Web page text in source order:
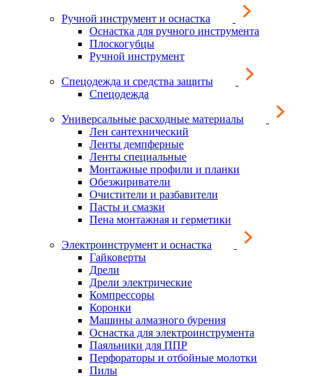
Ручной инструмент и оснастка
Оснастка для ручного инструмента
Плоскогубцы
Ручной инструмент
Спецодежда и средства защиты
Спецодежда
Универсальные расходные материалы
Лен сантехнический
Ленты демпферные
Ленты специальные
Монтажные профили и планки
Обезжириватели
Очистители и разбавители
Пасты и смазки
Пена монтажная и герметики
Электроинструмент и оснастка
Гайковерты
Дрели
Дрели электрические
Компрессоры
Коронки
Машины алмазного бурения
Оснастка для электроинструмента
Паяльники для ППР
Перфораторы и отбойные молотки
Пилы